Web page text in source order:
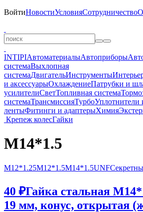
ВойтиНовостиУсловияСотрудничество
INTIPIАвтоматериалыАвтоприборы
системаВыхлопная
системаДвигательИнструменты
и аксессуарыОхлаждениеПатрубки и
усилителиСветТопливная система
системаТрансмиссияТурбоУплотнители
лентыФитинги и адаптерыХимия
Крепеж колесГайки
M14*1.5
M12*1.25M12*1.5M14*1.5UNF
40 ₽Гайка стальная
19 мм, конус, открытая